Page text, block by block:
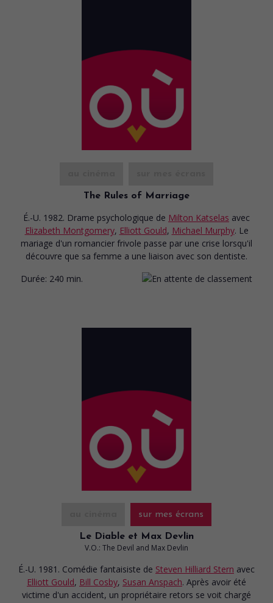
The Rules of Marriage
É.-U. 1982. Drame psychologique de Milton Katselas avec
Elizabeth Montgomery, Elliott Gould, Michael Murphy. Le
mariage d'un romancier frivole passe par une crise lorsqu'il
découvre que sa femme a une liaison avec son dentiste.
Durée: 240 min.
sur mes écrans
Le Diable et Max Devlin
V.O.: The Devil and Max Devlin
É.-U. 1981. Comédie fantaisiste de Steven Hilliard Stern avec
Elliott Gould, Bill Cosby, Susan Anspach. Après avoir été
victime d'un accident, un propriétaire retors se voit chargé